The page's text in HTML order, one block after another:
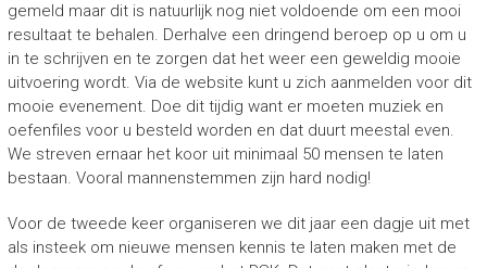
gemeld maar dit is natuurlijk nog niet voldoende om een mooi
resultaat te behalen. Derhalve een dringend beroep op u om u
in te schrijven en te zorgen dat het weer een geweldig mooie
uitvoering wordt. Via de website kunt u zich aanmelden voor dit
mooie evenement. Doe dit tijdig want er moeten muziek en
oefenfiles voor u besteld worden en dat duurt meestal even.
We streven ernaar het koor uit minimaal 50 mensen te laten
bestaan. Vooral mannenstemmen zijn hard nodig!
Voor de tweede keer organiseren we dit jaar een dagje uit met
als insteek om nieuwe mensen kennis te laten maken met de